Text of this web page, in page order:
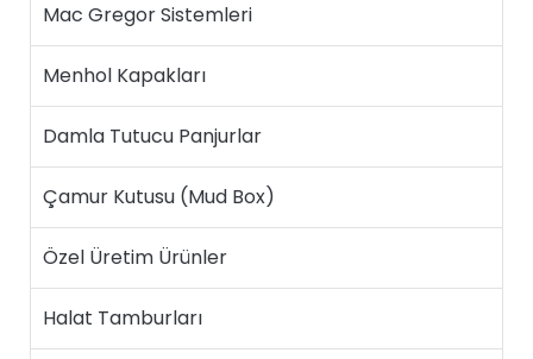
Mac Gregor Sistemleri
Menhol Kapakları
Damla Tutucu Panjurlar
Çamur Kutusu (Mud Box)
Özel Üretim Ürünler
Halat Tamburları